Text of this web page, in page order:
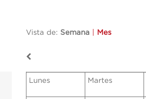
Vista de: Semana Mes
Lunes Martes